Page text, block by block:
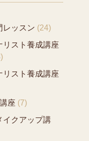
レッスン (24)
リスト養成講座
リスト養成講座
座 (7)
イクアップ講